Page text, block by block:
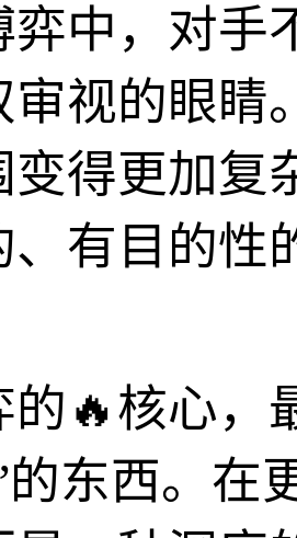
弈中，对手
审视的眼睛
变得更加复
、有目的性
的🔥核心，
的东西。在